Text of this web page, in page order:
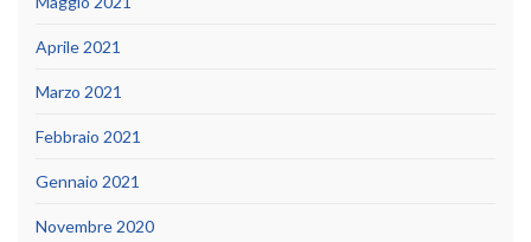
Aprile 2021
Marzo 2021
Febbraio 2021
Gennaio 2021
Novembre 2020